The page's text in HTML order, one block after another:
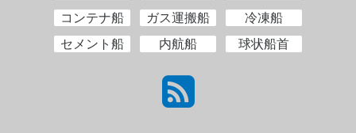
コンテナ船
ガス運搬船
冷凍船
セメント船
内航船 球状船首